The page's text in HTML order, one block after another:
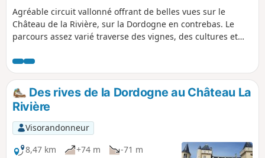
Agréable circuit vallonné offrant de belles vues sur le
Château de la Rivière, sur la Dordogne en contrebas. Le
parcours assez varié traverse des vignes, des cultures et
visibles le lavoir de Meney, le lavoir Tourenne alimentée par
les eaux des carrières souterraines, et le lavoir des
carrières. Le circuit passe devant l'entrée des carrières et
offre de nombreuses belles vues.
Des rives de la Dordogne au Château La
Rivière
Visorandonneur
8,47 km
+74 m -71 m